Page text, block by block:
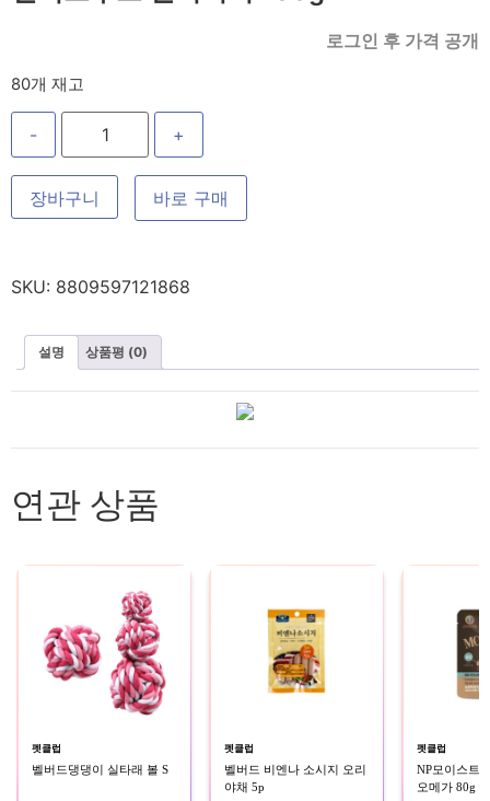
로그인 후 가격 공개
80개 재고
- +
장바구니 바로 구매
SKU: 8809597121868
설명 상품평 (0)
연관 상품
펫클럽
벨버드댕댕이 실타래 볼 S
펫클럽
벨버드 비엔나 소시지 오리
야채 5p
펫클럽
NP모이스트
오메가 80g